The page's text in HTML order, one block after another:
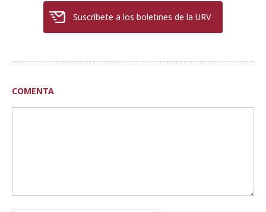
Suscríbete a los boletines de la URV
COMENTA